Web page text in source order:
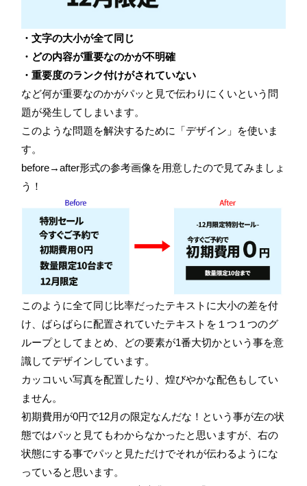
・文字の大小が全て同じ
・どの内容が重要なのかが不明確
・重要度のランク付けがされていない
など何が重要なのかがパッと見で伝わりにくいという問
題が発生してしまいます。
このような問題を解決するために「デザイン」を使いま
す。
before→after形式の参考画像を用意したので見てみましょ
う！
このように全て同じ比率だったテキストに大小の差を付
け、ばらばらに配置されていたテキストを１つ１つのグ
ループとしてまとめ、どの要素が1番大切かという事を意
識してデザインしています。
カッコいい写真を配置したり、煌びやかな配色もしてい
ません。
初期費用が0円で12月の限定なんだな！という事が左の状
態ではパッと見てもわからなかったと思いますが、右の
状態にする事でパッと見ただけでそれが伝わるようにな
っていると思います。